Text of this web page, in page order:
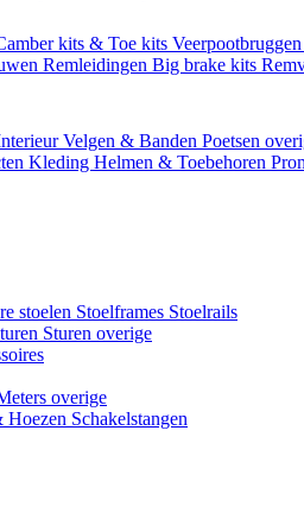
kits & Toe kits Veerpootbruggen
Remleidingen Big brake kits
Velgen & Banden Poetsen
Kleding Helmen & Toebehoren
stoelen Stoelframes Stoelrails
Sturen overige
overige
Hoezen Schakelstangen